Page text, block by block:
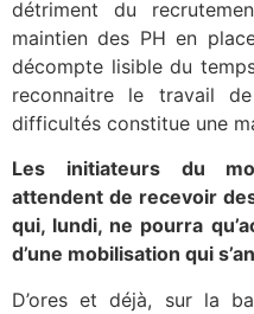
détriment du
maintien des PH en
décompte lisible du
reconnaitre le travail
difficultés constitue une
Les initiateurs du
attendent de recevoir
qui, lundi, ne pourra
d’une mobilisation qui
D’ores et déjà, sur la